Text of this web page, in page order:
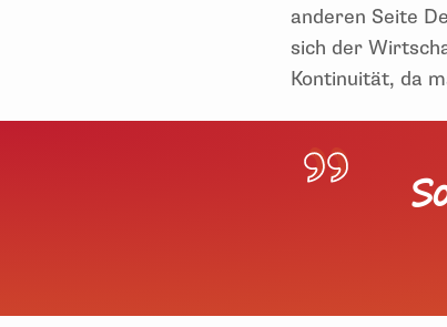
anderen Seite
sich der
Kontinuität, da